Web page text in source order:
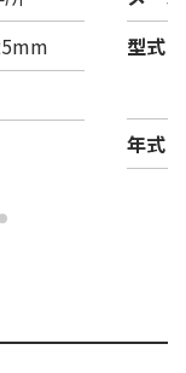
型式
年式